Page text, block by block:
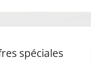
spéciales